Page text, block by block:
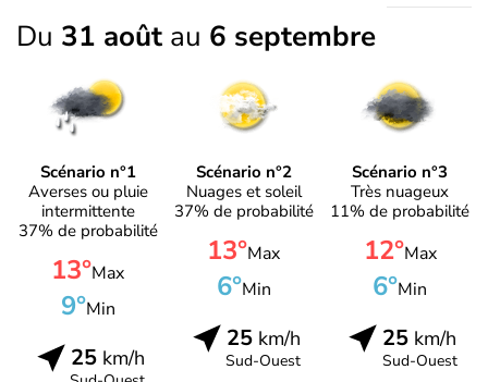
Du 31 août au 6 septembre
Scénario n°1
Averses ou pluie
intermittente
37% de probabilité
13°Max
9°Min
25km/h
Scénario n°2
Nuages et soleil
37% de probabilité
13°Max
6°Min
25km/h
Sud-Ouest
Scénario n°3
Très nuageux
11% de probabilité
12°Max
6°Min
25 km/h
Sud-Ouest